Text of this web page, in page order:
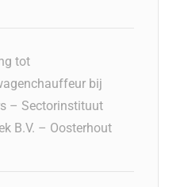
tot
bij
– Sectorinstituut
B.V. – Oosterhout